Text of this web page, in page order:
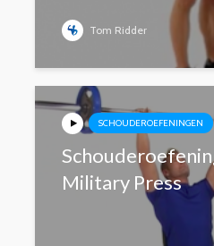
Tom Ridder
SCHOUDEROEFENINGEN
Military Press